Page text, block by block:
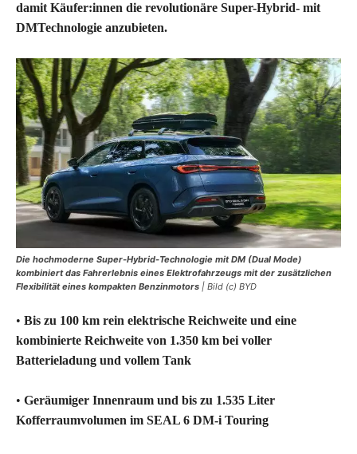
damit Käufer:innen die revolutionäre Super-Hybrid- mit
DMTechnologie anzubieten.
Die hochmoderne Super-Hybrid-Technologie mit DM (Dual Mode)
kombiniert das Fahrerlebnis eines Elektrofahrzeugs mit der zusätzlichen
Flexibilität eines kompakten Benzinmotors | Bild (c) BYD
• Bis zu 100 km rein elektrische Reichweite und eine
kombinierte Reichweite von 1.350 km bei voller
Batterieladung und vollem Tank
• Geräumiger Innenraum und bis zu 1.535 Liter
Kofferraumvolumen im SEAL 6 DM-i Touring